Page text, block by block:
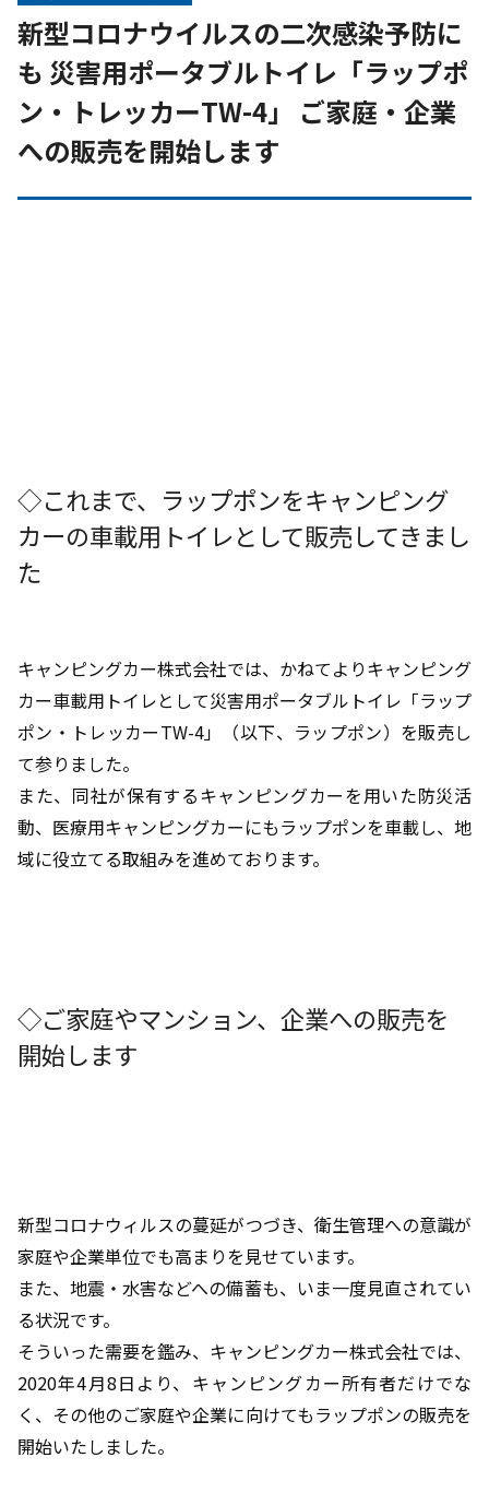
新型コロナウイルスの二次感染予防に
も 災害用ポータブルトイレ「ラップポ
ン・トレッカーTW-4」 ご家庭・企業
への販売を開始します
◇これまで、ラップポンをキャンピング
カーの車載用トイレとして販売してきまし
た
キャンピングカー株式会社では、かねてよりキャンピング
カー車載用トイレとして災害用ポータブルトイレ「ラップ
ポン・トレッカーTW-4」（以下、ラップポン）を販売し
て参りました。
また、同社が保有するキャンピングカーを用いた防災活
動、医療用キャンピングカーにもラップポンを車載し、地
域に役立てる取組みを進めております。
◇ご家庭やマンション、企業への販売を
開始します
新型コロナウィルスの蔓延がつづき、衛生管理への意識が
家庭や企業単位でも高まりを見せています。
また、地震・水害などへの備蓄も、いま一度見直されてい
る状況です。
そういった需要を鑑み、キャンピングカー株式会社では、
2020年4月8日より、キャンピングカー所有者だけでな
く、その他のご家庭や企業に向けてもラップポンの販売を
開始いたしました。